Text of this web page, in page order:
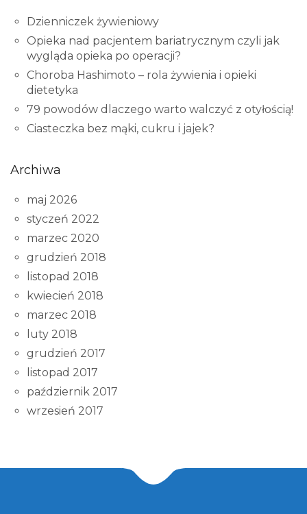
Dzienniczek żywieniowy
Opieka nad pacjentem bariatrycznym czyli jak
wygląda opieka po operacji?
Choroba Hashimoto – rola żywienia i opieki
dietetyka
79 powodów dlaczego warto walczyć z otyłością!
Ciasteczka bez mąki, cukru i jajek?
Archiwa
maj 2026
styczeń 2022
marzec 2020
grudzień 2018
listopad 2018
kwiecień 2018
marzec 2018
luty 2018
grudzień 2017
listopad 2017
październik 2017
wrzesień 2017